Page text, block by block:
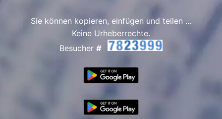
Sie können kopieren, einfügen und teilen ...
Keine Urheberrechte.
Besucher #